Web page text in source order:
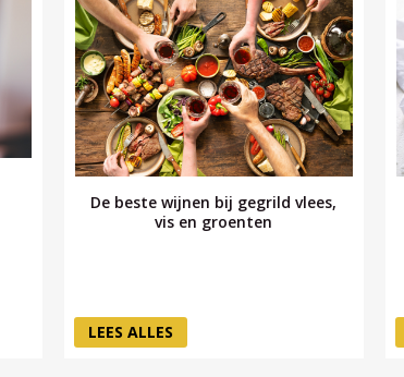
De beste wijnen bij gegrild vlees,
vis en groenten
LEES ALLES